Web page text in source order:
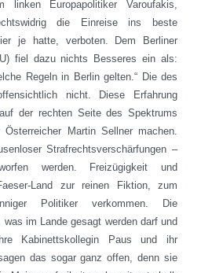
linken Europapolitiker Varoufakis,
die Einreise ins beste
je hatte, verboten. Dem Berliner
fiel dazu nichts Besseres ein als:
Regeln in Berlin gelten.“ Die des
nicht. Diese Erfahrung
der rechten Seite des Spektrums
Martin Sellner machen.
Strafrechtsverschärfungen –
werden. Freizügigkeit und
Land zur reinen Fiktion, zum
Politiker verkommen. Die
was im Lande gesagt werden darf und
Kabinettskollegin Paus und ihr
das sogar ganz offen, denn sie